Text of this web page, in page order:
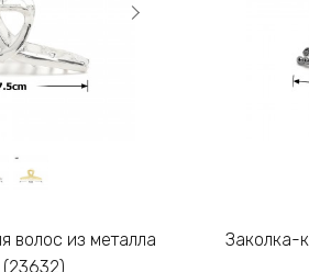
(23632)
Заколка-краб для волос из металла